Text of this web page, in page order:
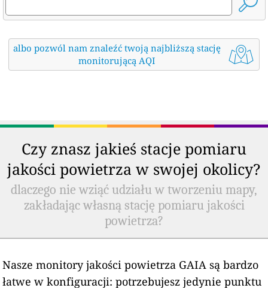
albo pozwól nam znaleźć twoją najbliższą stację
monitorującą AQI
Czy znasz jakieś stacje pomiaru
jakości powietrza w swojej okolicy?
dlaczego nie wziąć udziału w tworzeniu mapy,
zakładając własną stację pomiaru jakości
powietrza?
Nasze monitory jakości powietrza GAIA są bardzo
łatwe w konfiguracji: potrzebujesz jedynie punktu